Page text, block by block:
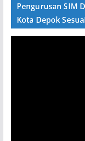
Pengurusan SIM
Kota Depok